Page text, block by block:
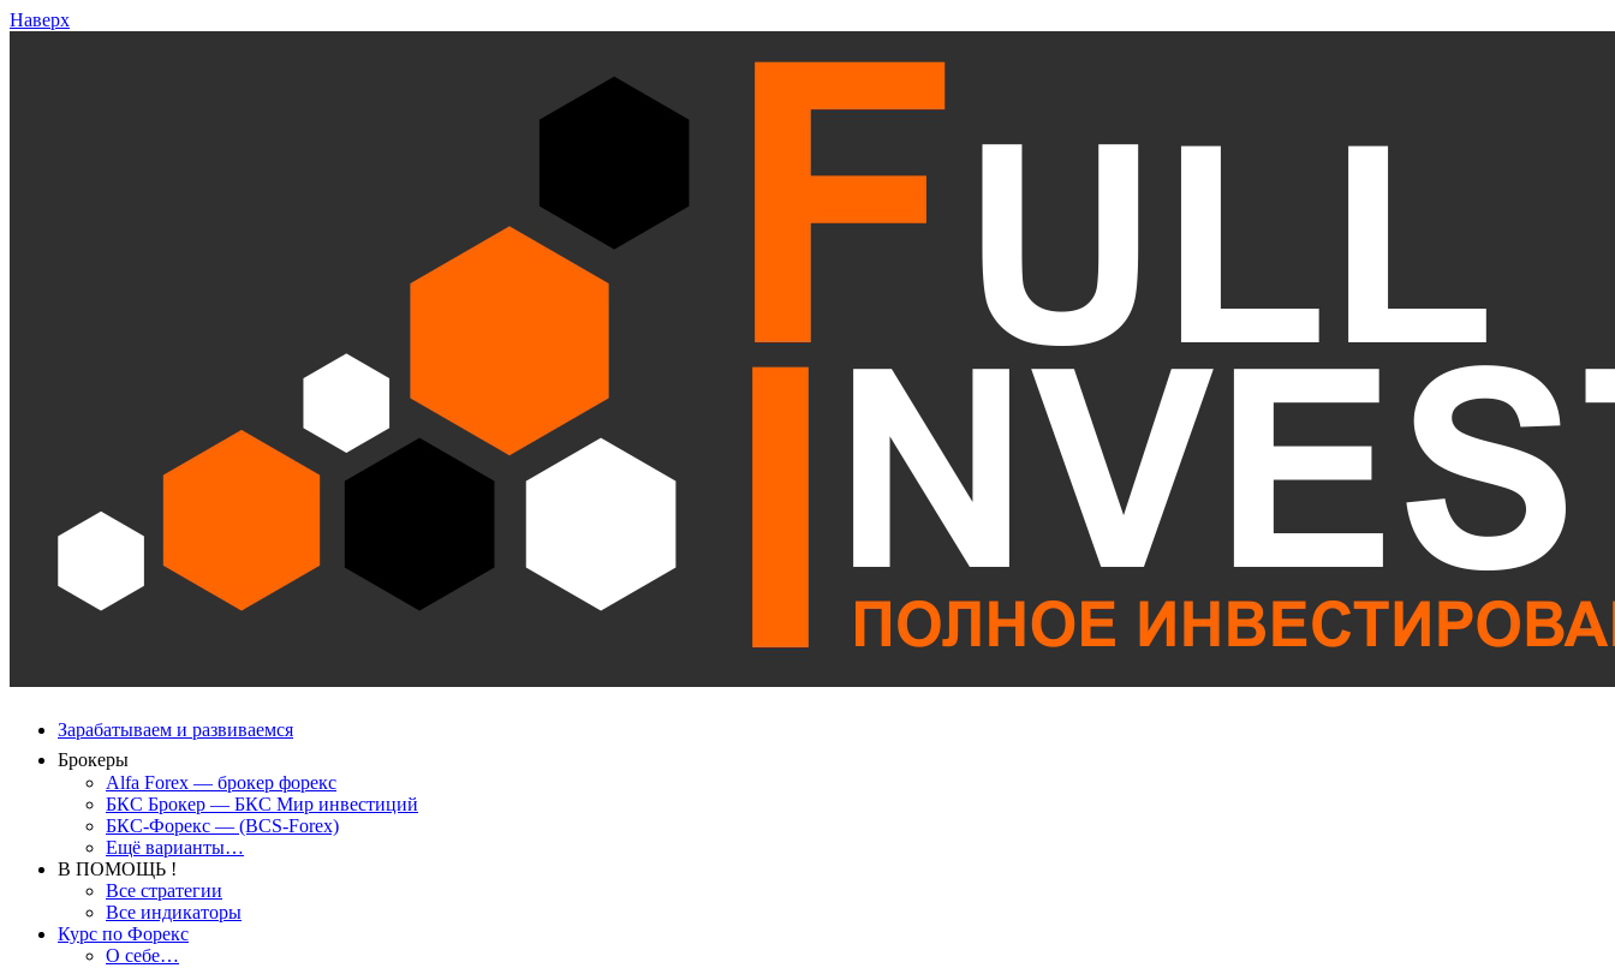
Наверх
Зарабатываем и развиваемся
Брокеры
Alfa Forex — брокер форекс
БКС Брокер — БКС Мир инвестиций
БКС-Форекс — (BCS-Forex)
Ещё варианты…
В ПОМОЩЬ !
Все стратегии
Все индикаторы
Курс по Форекс
О себе…